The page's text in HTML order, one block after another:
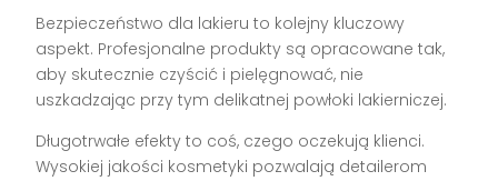
Bezpieczeństwo dla lakieru to kolejny kluczowy
aspekt. Profesjonalne produkty są opracowane tak,
aby skutecznie czyścić i pielęgnować, nie
uszkadzając przy tym delikatnej powłoki lakierniczej.
Długotrwałe efekty to coś, czego oczekują klienci.
Wysokiej jakości kosmetyki pozwalają detailerom